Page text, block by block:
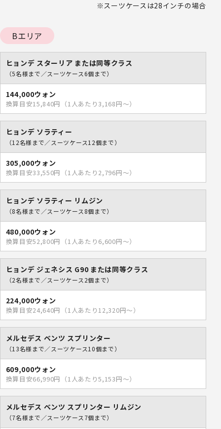
※スーツケースは28インチの場合
Bエリア
ヒョンデ スターリア または同等クラス
（5名様まで／スーツケース6個まで）
144,000ウォン
換算目安15,840円（1人あたり3,168円～）
ヒョンデ ソラティー
（12名様まで／スーツケース12個まで）
305,000ウォン
換算目安33,550円（1人あたり2,796円～）
ヒョンデ ソラティー リムジン
（8名様まで／スーツケース8個まで）
480,000ウォン
換算目安52,800円（1人あたり6,600円～）
ヒョンデ ジェネシス G90 または同等クラス
（2名様まで／スーツケース2個まで）
224,000ウォン
換算目安24,640円（1人あたり12,320円～）
メルセデス ベンツ スプリンター
（13名様まで／スーツケース10個まで）
609,000ウォン
換算目安66,990円（1人あたり5,153円～）
メルセデス ベンツ スプリンター リムジン
（7名様まで／スーツケース7個まで）